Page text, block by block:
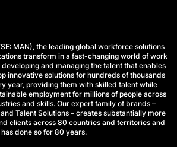
MAN), the leading global workforce solutions
transform in a fast-changing world of work
and managing the talent that enables
innovative solutions for hundreds of thousands
year, providing them with skilled talent while
employment for millions of people across
and skills. Our expert family of brands –
Talent Solutions – creates substantially more
clients across 80 countries and territories and
has done so for 80 years.